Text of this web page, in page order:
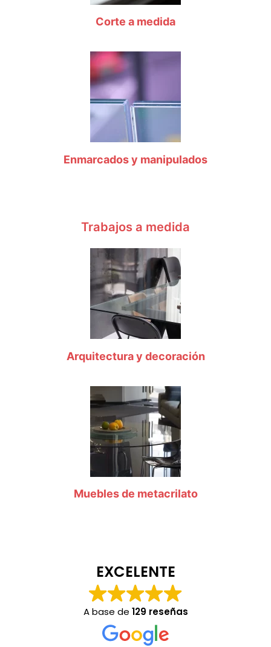
Corte a medida
Enmarcados y manipulados
Trabajos a medida
Arquitectura y decoración
Muebles de metacrilato
EXCELENTE
A base de 129 reseñas